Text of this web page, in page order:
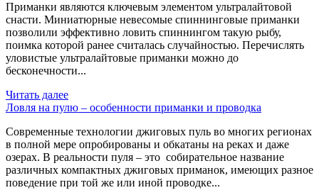
Приманки являются ключевым элементом ультралайтовой
снасти. Миниатюрные невесомые спиннинговые приманки
позволили эффективно ловить спиннингом такую рыбу,
поимка которой ранее считалась случайностью. Перечислять
уловистые ультралайтовые приманки можно до
бесконечности...
Читать далее
Ловля на пулю – особенности приманки и проводка
Современные технологии джиговых пуль во многих регионах
в полной мере опробированы и обкатаны на реках и даже
озерах. В реальности пуля – это собирательное название
различных компактных джиговых приманок, имеющих разное
поведение при той же или иной проводке...